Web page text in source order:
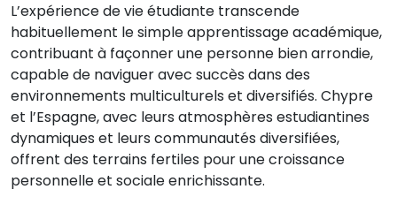
L’expérience de vie étudiante transcende
habituellement le simple apprentissage académique,
contribuant à façonner une personne bien arrondie,
capable de naviguer avec succès dans des
environnements multiculturels et diversifiés. Chypre
et l’Espagne, avec leurs atmosphères estudiantines
dynamiques et leurs communautés diversifiées,
offrent des terrains fertiles pour une croissance
personnelle et sociale enrichissante.